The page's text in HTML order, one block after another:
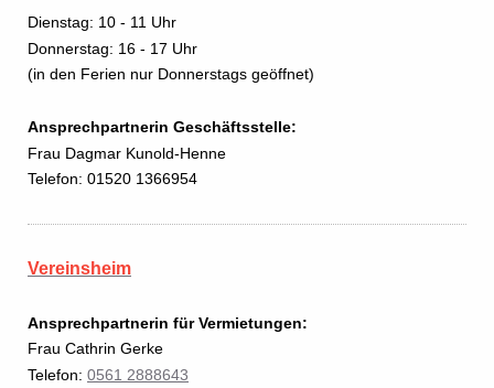
Dienstag: 10 - 11 Uhr
Donnerstag: 16 - 17 Uhr
(in den Ferien nur Donnerstags geöffnet)
Ansprechpartnerin Geschäftsstelle:
Frau Dagmar Kunold-Henne
Telefon: 01520 1366954
Vereinsheim
Ansprechpartnerin für Vermietungen:
Frau Cathrin Gerke
Telefon: 0561 2888643